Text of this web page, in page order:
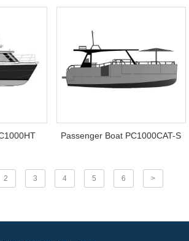
Passenger Boat PC1000CAT-S
2 3 4 5 6 >